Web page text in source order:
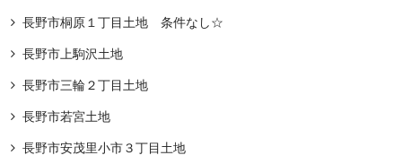
長野市桐原１丁目土地 条件なし☆
長野市上駒沢土地
長野市三輪２丁目土地
長野市若宮土地
長野市安茂里小市３丁目土地